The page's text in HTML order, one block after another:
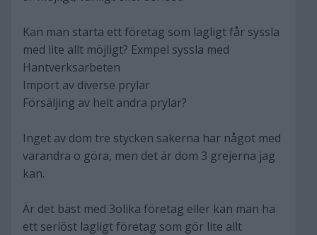
Kan man starta ett företag som lagligt får syssla
med lite allt möjligt? Exmpel syssla med
Hantverksarbeten
Import av diverse prylar
Försäljing av helt andra prylar?
Inget av dom tre stycken sakerna har något med
varandra o göra, men det är dom 3 grejerna jag
kan.
Är det bäst med 3olika företag eller kan man ha
ett seriöst lagligt företag som gör lite allt